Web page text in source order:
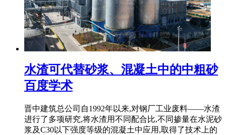
水渣可代替砂浆、混凝土中的中粗砂
百度学术
晋中建筑总公司自1992年以来,对钢厂工业废料——水渣
进行了多项研究,将水渣用不同配合比,不同掺量在水泥砂
浆及C30以下强度等级的混凝土中应用,取得了技术上的